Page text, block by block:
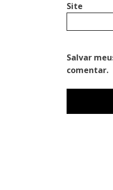
Site
Salvar
comentar.